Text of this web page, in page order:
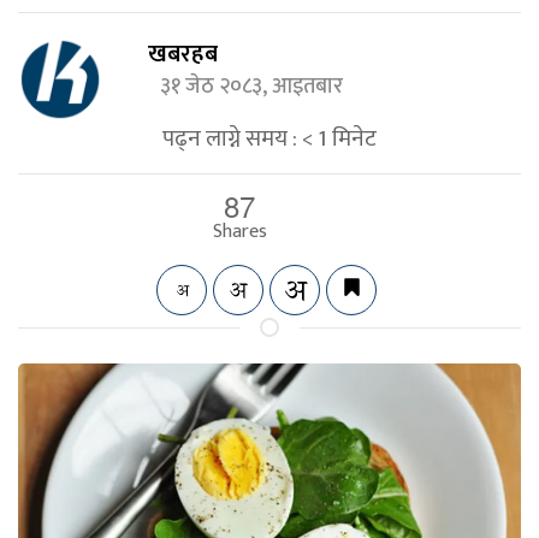
खबरहब
३१ जेठ २०८३, आइतबार
पढ्न लाग्ने समय :< 1मिनेट
87
Shares